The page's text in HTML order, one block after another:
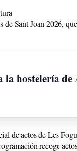
Sant Joan 2026,
hostelería
de actos de Les
recoge